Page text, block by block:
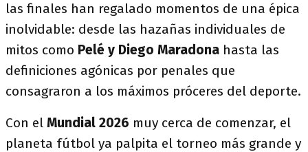
las finales han regalado momentos de una épica
inolvidable: desde las hazañas individuales de
mitos como Pelé y Diego Maradona hasta las
definiciones agónicas por penales que
consagraron a los máximos próceres del deporte.
Con el Mundial 2026 muy cerca de comenzar, el
planeta fútbol ya palpita el torneo más grande y